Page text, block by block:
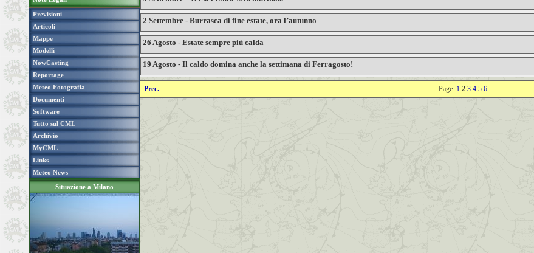
Previsioni
Articoli
Mappe
Modelli
NowCasting
Reportage
Meteo Fotografia
Documenti
Software
Tutto sul CML
Archivio
MyCML
Links
Meteo News
Situazione a Milano
2 Settembre - Burrasca di fine estate, ora l’autunno
26 Agosto - Estate sempre più calda
19 Agosto - Il caldo domina anche la settimana di Ferragosto!
Prec. Page 1 2 3 4 5 6